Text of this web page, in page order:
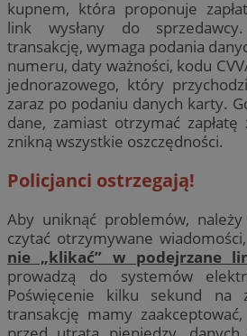
kupnem, która proponuje
link wysłany do
transakcję, wymaga podania
numeru, daty ważności, kodu
jednorazowego, który
zaraz po podaniu danych karty.
dane, zamiast otrzymać
znikną wszystkie oszczędności.
Policjanci ostrzegają!
Aby uniknąć problemów,
czytać otrzymywane
nie „klikać” w podejrzane
prowadzą do systemów
Poświęcenie kilku sekund na
transakcję mamy